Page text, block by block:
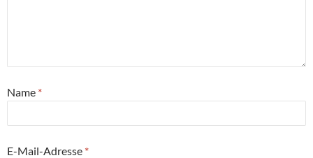
Name *
E-Mail-Adresse *